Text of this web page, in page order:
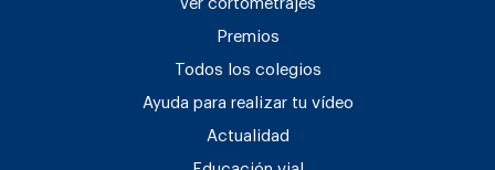
Ver cortometrajes
Premios
Todos los colegios
Ayuda para realizar tu vídeo
Actualidad